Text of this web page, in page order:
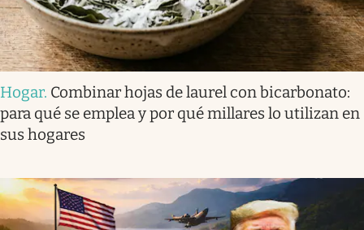
Hogar. Combinar hojas de laurel con bicarbonato:
para qué se emplea y por qué millares lo utilizan en
sus hogares